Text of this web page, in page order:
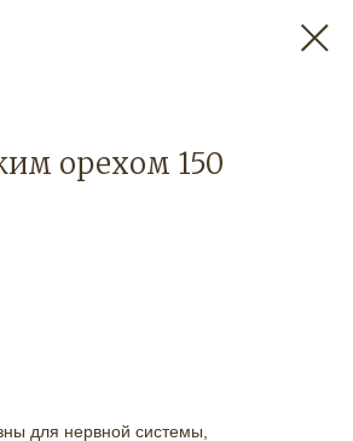
орехом 150
для нервной системы,